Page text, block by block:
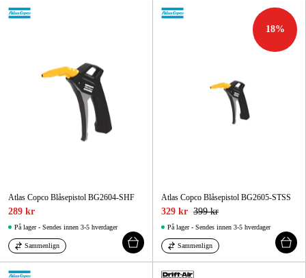
Atlas Copco Blåsepistol BG2604-SHF
289 kr
På lager - Sendes innen 3-5 hverdager
Sammenlign
18%
Atlas Copco Blåsepistol BG2605-STSS
329 kr 399 kr
På lager - Sendes innen 3-5 hverdager
Sammenlign